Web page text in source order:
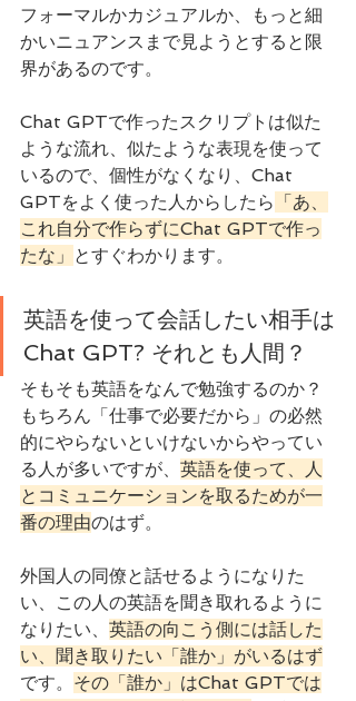
フォーマルかカジュアルか、もっと細
かいニュアンスまで見ようとすると限
界があるのです。
Chat GPTで作ったスクリプトは似た
ような流れ、似たような表現を使って
いるので、個性がなくなり、Chat
GPTをよく使った人からしたら 「あ、
これ自分で作らずにChat GPTで作っ
たな」 とすぐわかります。
英語を使って会話したい相手は
Chat GPT? それとも人間？
そもそも英語をなんで勉強するのか？
もちろん「仕事で必要だから」の必然
的にやらないといけないからやってい
る人が多いですが、 英語を使って、人
とコミュニケーションを取るためが一
番の理由のはず。
外国人の同僚と話せるようになりた
い、この人の英語を聞き取れるように
なりたい、 英語の向こう側には話した
い、聞き取りたい「誰か」がいるはず
です。 その「誰か」はChat GPTでは